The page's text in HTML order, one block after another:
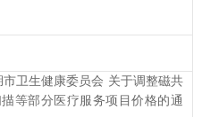
市卫生健康委员会 关于调整磁共
等部分医疗服务项目价格的通